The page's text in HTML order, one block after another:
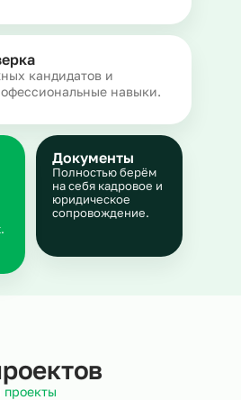
кандидатов и
навыки.
Документы
Полностью берём
на себя кадровое и
юридическое
сопровождение.